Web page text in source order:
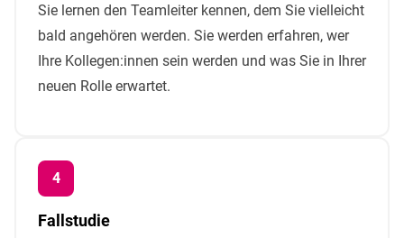
Sie lernen den Teamleiter kennen, dem Sie vielleicht
bald angehören werden. Sie werden erfahren, wer
Ihre Kollegen:innen sein werden und was Sie in Ihrer
neuen Rolle erwartet.
Fallstudie